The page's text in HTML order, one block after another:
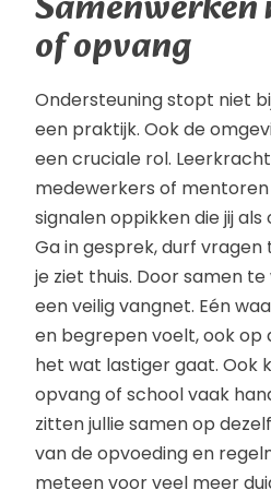
of opvang
Ondersteuning stopt niet
een praktijk. Ook de
een cruciale rol.
medewerkers of
signalen oppikken die jij
Ga in gesprek, durf
je ziet thuis. Door samen
een veilig vangnet. Eén
en begrepen voelt, ook
het wat lastiger gaat. Ook
opvang of school vaak
zitten jullie samen op
van de opvoeding en
meteen voor veel meer